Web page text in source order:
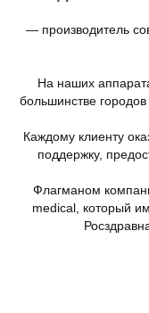
— производитель
На наших
большинстве
Каждому клиенту
поддержку,
Флагманом
medical, который